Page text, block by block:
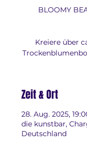
BLOOMY
Kreiere über
Zeit & Ort
28. Aug. 2025,
die kunstbar,
Deutschland